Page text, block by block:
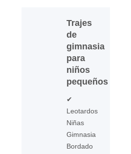
Trajes
de
gimnasia
para
niños
pequeños
✔
Leotardos
Niñas
Gimnasia
Bordado